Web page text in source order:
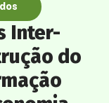
Inter-
do